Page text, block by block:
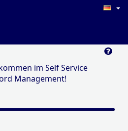
im Self Service
Management!